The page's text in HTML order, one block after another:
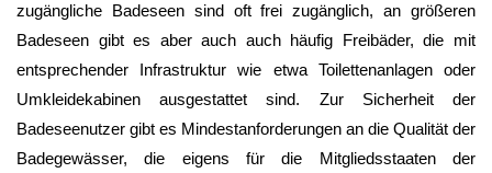
zugängliche Badeseen sind oft frei zugänglich, an größeren
Badeseen gibt es aber auch auch häufig Freibäder, die mit
entsprechender Infrastruktur wie etwa Toilettenanlagen oder
Umkleidekabinen ausgestattet sind. Zur Sicherheit der
Badeseenutzer gibt es Mindestanforderungen an die Qualität der
Badegewässer, die eigens für die Mitgliedsstaaten der